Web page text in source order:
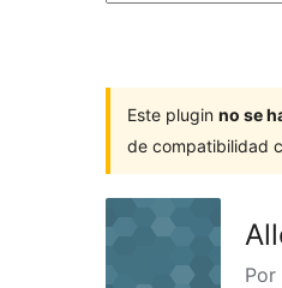
Este plugin no se
de compatibilidad
Por